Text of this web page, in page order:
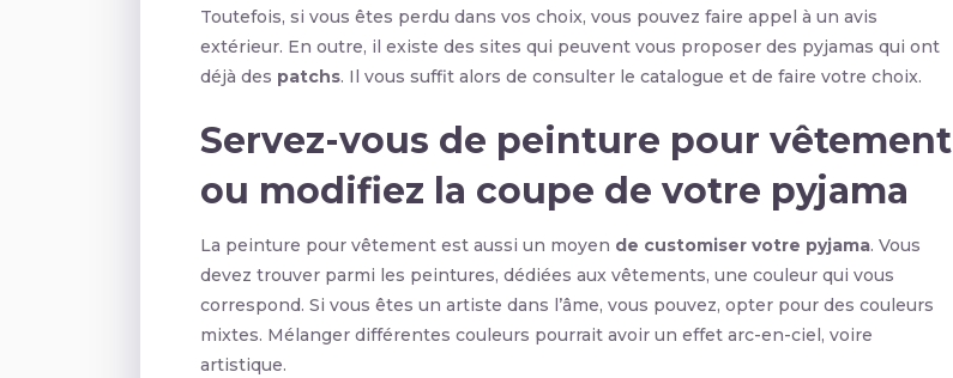
Toutefois, si vous êtes perdu dans vos choix, vous pouvez faire appel à un avis
extérieur. En outre, il existe des sites qui peuvent vous proposer des pyjamas qui ont
déjà des patchs. Il vous suffit alors de consulter le catalogue et de faire votre choix.
Servez-vous de peinture pour vêtement
ou modifiez la coupe de votre pyjama
La peinture pour vêtement est aussi un moyen de customiser votre pyjama. Vous
devez trouver parmi les peintures, dédiées aux vêtements, une couleur qui vous
correspond. Si vous êtes un artiste dans l’âme, vous pouvez, opter pour des couleurs
mixtes. Mélanger différentes couleurs pourrait avoir un effet arc-en-ciel, voire
artistique.